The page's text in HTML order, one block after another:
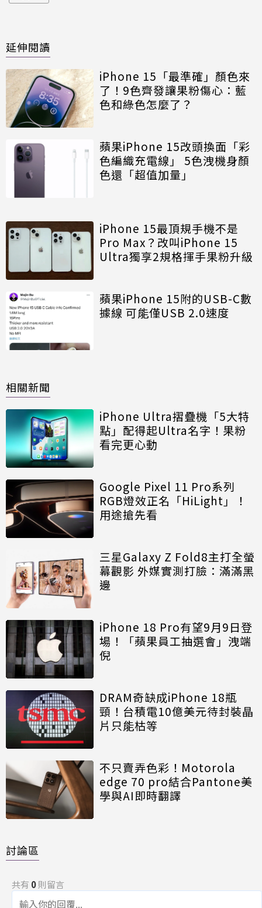
延伸閱讀
iPhone 15「最準確」顏色來
了！9色齊發讓果粉傷心：藍
色和綠色怎麼了？
蘋果iPhone 15改頭換面「彩
色編織充電線」 5色洩機身顏
色還「超值加量」
iPhone 15最頂規手機不是
Pro Max？改叫iPhone 15
Ultra獨享2規格揮手果粉升級
蘋果iPhone 15附的USB-C數
據線 可能僅USB 2.0速度
相關新聞
iPhone Ultra摺疊機「5大特
點」配得起Ultra名字！果粉
看完更心動
Google Pixel 11 Pro系列
RGB燈效正名「HiLight」！
用途搶先看
三星Galaxy Z Fold8主打全螢
幕觀影 外媒實測打臉：滿滿黑
邊
iPhone 18 Pro有望9月9日登
場！「蘋果員工抽選會」洩端
倪
DRAM奇缺成iPhone 18瓶
頸！台積電10億美元待封裝晶
片只能枯等
不只賣弄色彩！Motorola
edge 70 pro結合Pantone美
學與AI即時翻譯
討論區
共有 0則留言